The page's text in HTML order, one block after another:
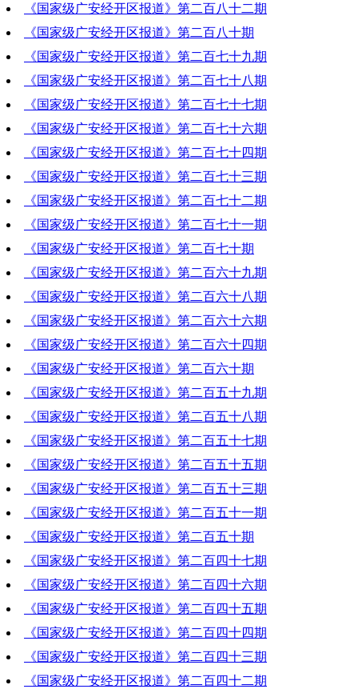
2024-08-08 19:52:00
《国家级广安经开区报道》第二百八十二期
2024-08-01 19:03:58
《国家级广安经开区报道》第二百八十期
2024-07-18 20:03:45
《国家级广安经开区报道》第二百七十九期
2024-07-11 19:49:00
《国家级广安经开区报道》第二百七十八期
2024-07-04 18:45:57
《国家级广安经开区报道》第二百七十七期
2024-06-27 19:20:45
《国家级广安经开区报道》第二百七十六期
2024-06-20 18:51:18
《国家级广安经开区报道》第二百七十四期
2024-06-06 19:22:52
《国家级广安经开区报道》第二百七十三期
2024-05-30 19:12:24
《国家级广安经开区报道》第二百七十二期
2024-05-23 18:53:43
《国家级广安经开区报道》第二百七十一期
2024-05-16 18:07:04
《国家级广安经开区报道》第二百七十期
2024-05-09 20:21:35
《国家级广安经开区报道》第二百六十九期
2024-05-02 14:31:53
《国家级广安经开区报道》第二百六十八期
2024-04-25 18:18:03
《国家级广安经开区报道》第二百六十六期
2024-04-11 17:58:46
《国家级广安经开区报道》第二百六十四期
2024-03-28 17:44:15
《国家级广安经开区报道》第二百六十期
2024-02-29 18:29:36
《国家级广安经开区报道》第二百五十九期
2024-02-22 18:54:45
《国家级广安经开区报道》第二百五十八期
2024-02-15 14:09:02
《国家级广安经开区报道》第二百五十七期
2024-02-08 19:24:34
《国家级广安经开区报道》第二百五十五期
2024-01-25 18:07:13
《国家级广安经开区报道》第二百五十三期
2024-01-11 18:35:00
《国家级广安经开区报道》第二百五十一期
2023-12-28 19:11:25
《国家级广安经开区报道》第二百五十期
2023-12-21 18:42:45
《国家级广安经开区报道》第二百四十七期
2023-11-30 18:57:17
《国家级广安经开区报道》第二百四十六期
2023-11-23 20:21:18
《国家级广安经开区报道》第二百四十五期
2023-11-16 20:31:11
《国家级广安经开区报道》第二百四十四期
2023-11-09 19:41:58
《国家级广安经开区报道》第二百四十三期
2023-11-02 20:14:04
《国家级广安经开区报道》第二百四十二期